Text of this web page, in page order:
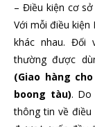
– Điều kiện cơ
Với mỗi điều kiện
khác nhau. Đối
thường được
(Giao hàng
boong tàu). Do
thông tin về điều